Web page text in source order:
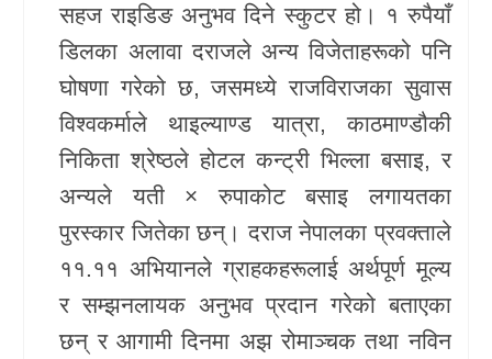
सहज राइडिङ अनुभव दिने स्कुटर हो। १ रुपैयाँ
डिलका अलावा दराजले अन्य विजेताहरूको पनि
घोषणा गरेको छ, जसमध्ये राजविराजका सुवास
विश्वकर्माले थाइल्याण्ड यात्रा, काठमाण्डौकी
निकिता श्रेष्ठले होटल कन्ट्री भिल्ला बसाइ, र
अन्यले यती × रुपाकोट बसाइ लगायतका
पुरस्कार जितेका छन्। दराज नेपालका प्रवक्ताले
११.११ अभियानले ग्राहकहरूलाई अर्थपूर्ण मूल्य
र सम्झनलायक अनुभव प्रदान गरेको बताएका
छन् र आगामी दिनमा अझ रोमाञ्चक तथा नविन